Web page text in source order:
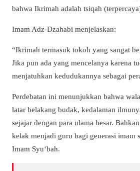
bahwa Ikrimah adalah tsiqah
Imam Adz-Dzahabi menjelaskan:
“Ikrimah termasuk tokoh yang sangat
Jika pun ada yang mencelanya karena
menjatuhkan kedudukannya sebagai
Perdebatan ini menunjukkan bahwa
latar belakang budak, kedalaman
sejajar dengan para ulama besar.
kelak menjadi guru bagi generasi imam
Imam Syu‘bah.